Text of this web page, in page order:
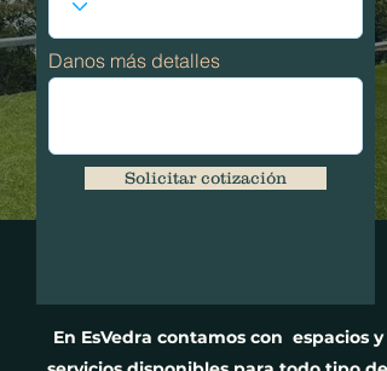
Danos más detalles
Solicitar cotización
En EsVedra contamos con espacios y